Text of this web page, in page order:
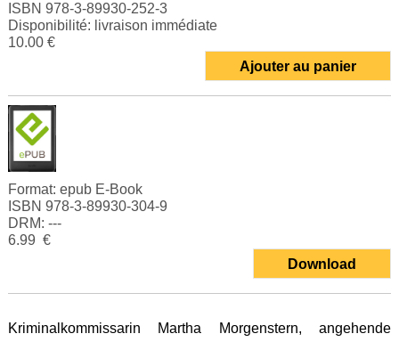
ISBN 978-3-89930-252-3
Disponibilité: livraison immédiate
10.00 €
Ajouter au panier
Format: epub E-Book
ISBN 978-3-89930-304-9
DRM: ---
6.99 €
Download
Kriminalkommissarin Martha Morgenstern, angehende